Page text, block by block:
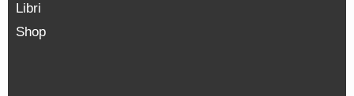
Libri
Shop